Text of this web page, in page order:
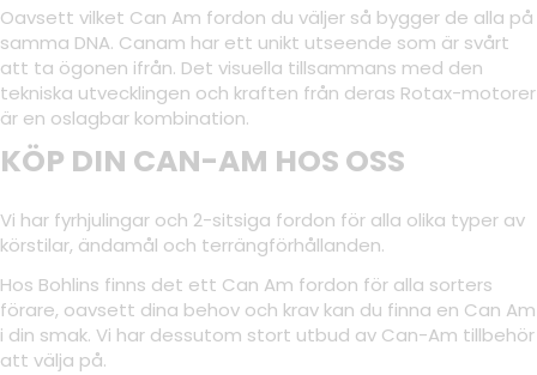
Oavsett vilket Can Am fordon du väljer så bygger de alla på
samma DNA. Canam har ett unikt utseende som är svårt
att ta ögonen ifrån. Det visuella tillsammans med den
tekniska utvecklingen och kraften från deras Rotax-motorer
är en oslagbar kombination.
KÖP DIN CAN-AM HOS OSS
Vi har fyrhjulingar och 2-sitsiga fordon för alla olika typer av
körstilar, ändamål och terrängförhållanden.
Hos Bohlins finns det ett Can Am fordon för alla sorters
förare, oavsett dina behov och krav kan du finna en Can Am
i din smak. Vi har dessutom stort utbud av Can-Am tillbehör
att välja på.